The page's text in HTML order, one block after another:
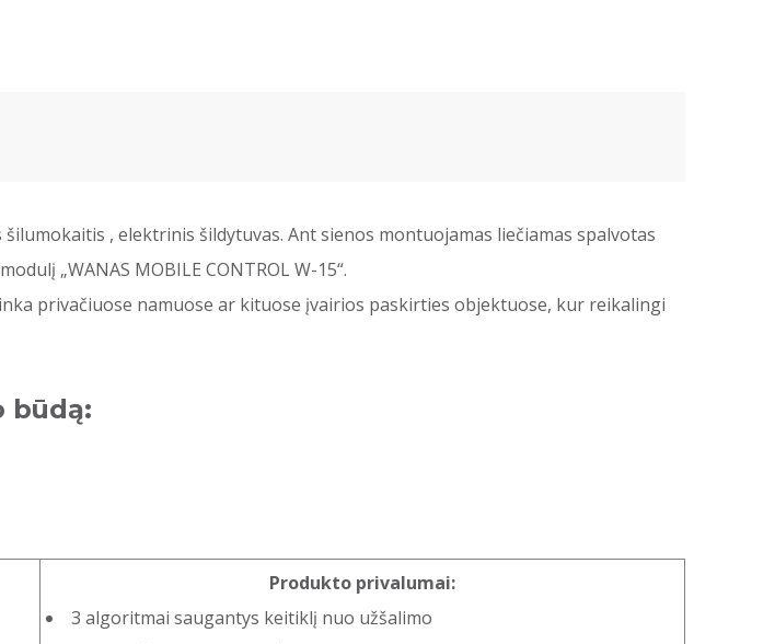
, elektrinis šildytuvas. Ant sienos montuojamas liečiamas spalvotas
„WANAS MOBILE CONTROL W-15“.
privačiuose namuose ar kituose įvairios paskirties objektuose, kur reikalingi
būdą:
Produkto privalumai:
3 algoritmai saugantys keitiklį nuo užšalimo